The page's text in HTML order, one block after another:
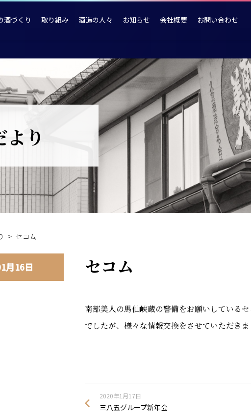
酒づくり 取り組み 酒造の人々 お知らせ 会社概要 お問い合わせ
より
> セコム
月16日 セコム
南部美人の馬仙峡蔵の警備をお願いしている
でしたが、様々な情報交換をさせていただき
2020年1月17日
三八五グループ新年会